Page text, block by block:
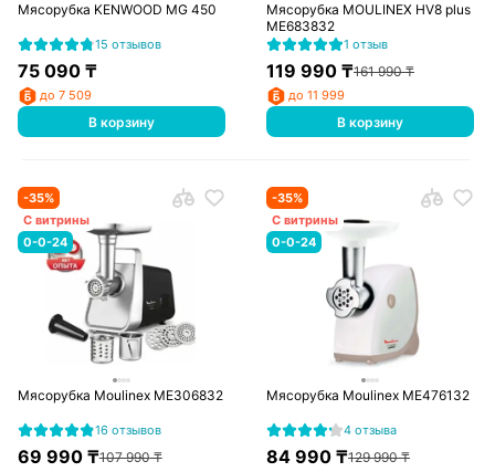
Мясорубка KENWOOD MG 450
15 отзывов
75 090₸
до 7 509
В корзину
Мясорубка MOULINEX HV8 plus
ME683832
1 отзыв
119 990 ₸161 990₸
до 11 999
В корзину
-35%
С витрины
0-0-24
Мясорубка Moulinex ME306832
16 отзывов
69 990₸107 990₸
-35%
С витрины
0-0-24
Мясорубка Moulinex ME476132
4 отзыва
84 990 ₸129 990₸